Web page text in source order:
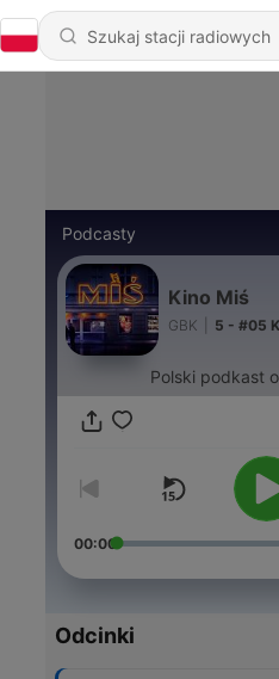
Podcasty
Kino Miś
GBK 5 - #05
Polski podkast
00:00
Odcinki